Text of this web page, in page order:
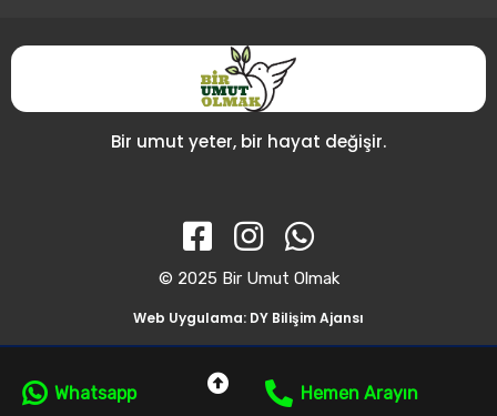
Bir umut yeter, bir hayat değişir.
© 2025 Bir Umut Olmak
Web Uygulama: DY Bilişim Ajansı
Whatsapp Hemen Arayın